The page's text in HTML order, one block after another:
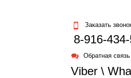
Заказать
8-916-
Обратная связь
Viber \